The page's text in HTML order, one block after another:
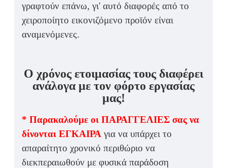
γραφτούν επάνω, γι' αυτό διαφορές από το
χειροποίητο εικονιζόμενο προϊόν είναι
αναμενόμενες.
Ο χρόνος ετοιμασίας τους διαφέρει
ανάλογα με τον φόρτο εργασίας
μας!
* Παρακαλούμε οι ΠΑΡΑΓΓΕΛΙΕΣ σας να
δίνονται ΕΓΚΑΙΡΑ για να υπάρχει το
απαραίτητο χρονικό περιθώριο να
διεκπεραιωθούν με φυσικά παράδοση